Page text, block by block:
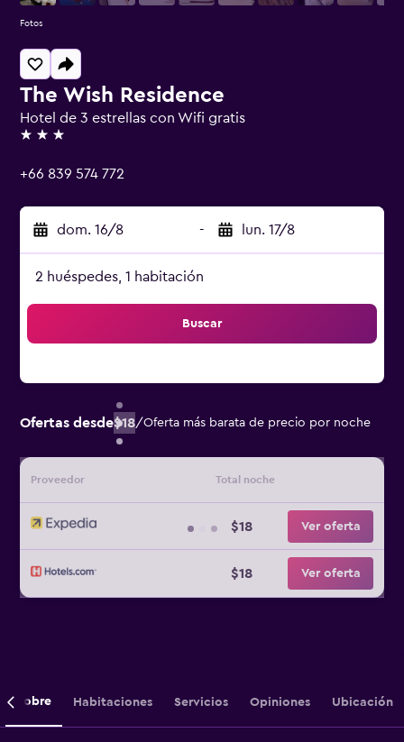
The Wish Residence
Hotel de 3 estrellas con Wifi gratis
3 estrellas
+66 839 574 772
dom. 16/8 - lun. 17/8
2 huéspedes, 1 habitación
Buscar
Ofertas desde$18/Oferta más barata de precio por noche
Proveedor Total noche
$18 Ver oferta
$18 Ver oferta
Fotos
Sobre Habitaciones Servicios Opiniones Ubicación